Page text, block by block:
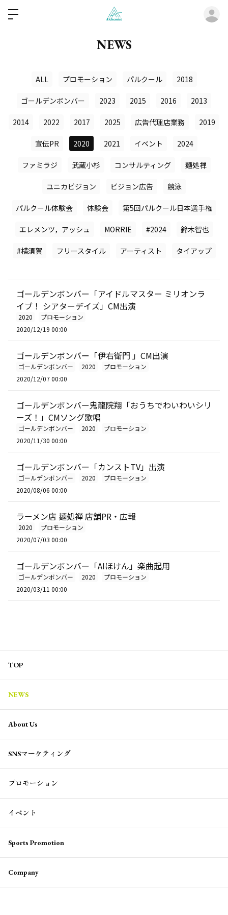
NEWS
ALL プロモーション パルクール 2018
ゴールデンボンバー 2023 2015 2016 2013
2014 2022 2017 2025 広告代理店業務 2019
宣伝PR 2020 2021 イベント 2024
ファミラジ 武蔵小杉 コンサルティング 麺処禅
ユニカビジョン ビジョン広告 競泳
パルクール体験会 体験会 第5回パルクール日本選手権
エレメンツ，アッシュ MORRIE #2024 鈴木智也
#横須賀 フリースタイル アーティスト タイアップ
ゴールデンボンバー「アイドルマスター ミリオンラ
イブ！ シアターデイズ」CM出演
2020
プロモーション
2020/12/19 00:00
ゴールデンボンバー「伊右衛門 」CM出演
ゴールデンボンバー 2020
プロモーション
2020/12/07 00:00
ゴールデンボンバー鬼龍院翔「おうちでわいわいシリ
ーズ！」CMソング歌唱
ゴールデンボンバー 2020
プロモーション
2020/11/30 00:00
ゴールデンボンバー「カンストTV」出演
ゴールデンボンバー 2020
プロモーション
2020/08/06 00:00
ラーメン店 麺処禅 店舗PR・広報
2020
プロモーション
2020/07/03 00:00
ゴールデンボンバー「AIほけん」楽曲起用
ゴールデンボンバー 2020
プロモーション
2020/03/11 00:00
TOP
NEWS
About Us
SNSマーケティング
プロモーション
イベント
Sports Promotion
Company